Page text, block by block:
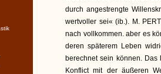
durch angestrengte
wertvoller sei« (ib.). M.
nach vollkommen. aber es
deren späterem Leben
berechnet sein können.
Konflict mit der äußeren